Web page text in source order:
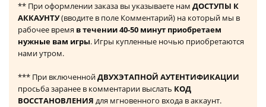
** При оформлении заказа вы указываете нам ДОСТУПЫ К
АККАУНТУ(вводите в поле Комментарий) на который мы в
рабочее время в течении 40-50 минут приобретаем
нужные вам игры. Игры купленные ночью приобретаются
нами утром.
*** При включеннойДВУХЭТАПНОЙ АУТЕНТИФИКАЦИИ
просьба заранее в комментарии выслать КОД
ВОССТАНОВЛЕНИЯ для мгновенного входа в аккаунт.